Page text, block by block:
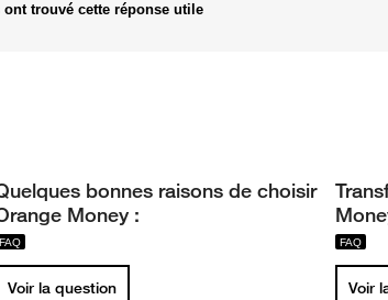
ont trouvé cette réponse utile
bonnes raisons de choisir
Money :
Voir la question Voir